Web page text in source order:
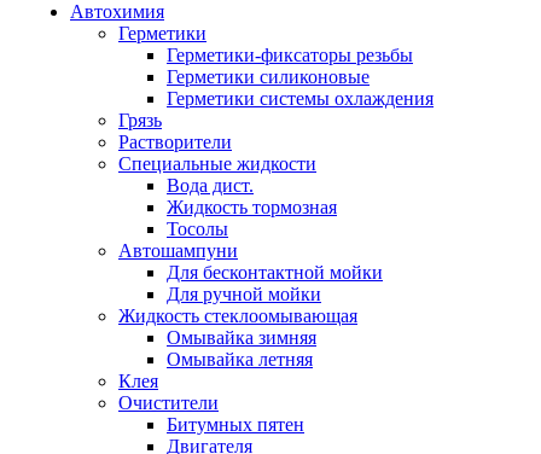
Автохимия
Герметики
Герметики-фиксаторы резьбы
Герметики силиконовые
Герметики системы охлаждения
Грязь
Растворители
Специальные жидкости
Вода дист.
Жидкость тормозная
Тосолы
Автошампуни
Для бесконтактной мойки
Для ручной мойки
Жидкость стеклоомывающая
Омывайка зимняя
Омывайка летняя
Клея
Очистители
Битумных пятен
Двигателя